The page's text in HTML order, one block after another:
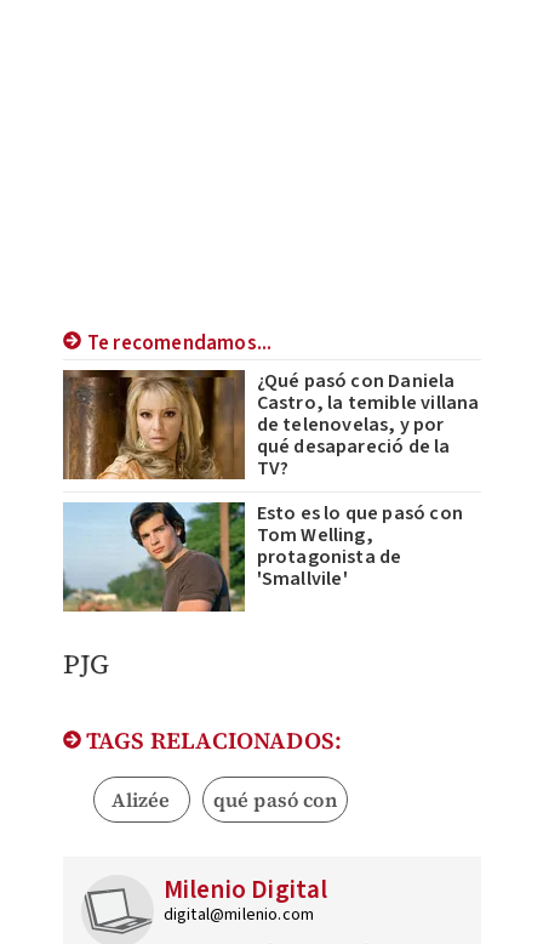
Te recomendamos...
¿Qué pasó con Daniela
Castro, la temible villana
de telenovelas, y por
qué desapareció de la
TV?
Esto es lo que pasó con
Tom Welling,
protagonista de
'Smallvile'
PJG
TAGS RELACIONADOS:
Alizée qué pasó con
Milenio Digital
digital@milenio.com